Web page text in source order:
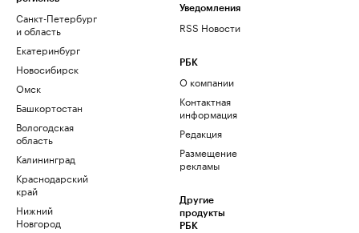
Санкт-Петербург
и область
Екатеринбург
Новосибирск
Омск
Башкортостан
Вологодская
область
Калининград
Краснодарский
край
Нижний
Новгород
Уведомления
RSS Новости
РБК
О компании
Контактная
информация
Редакция
Размещение
рекламы
Другие
продукты
РБК